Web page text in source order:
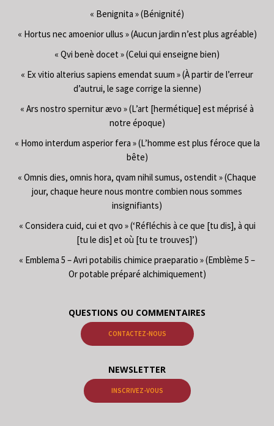
« Benignita » (Bénignité)
« Hortus nec amoenior ullus » (Aucun jardin n’est plus agréable)
« Qvi benè docet » (Celui qui enseigne bien)
« Ex vitio alterius sapiens emendat suum » (À partir de l’erreur
d’autrui, le sage corrige la sienne)
« Ars nostro spernitur ævo » (L’art [hermétique] est méprisé à
notre époque)
« Homo interdum asperior fera » (L’homme est plus féroce que la
bête)
« Omnis dies, omnis hora, qvam nihil sumus, ostendit » (Chaque
jour, chaque heure nous montre combien nous sommes
insignifiants)
« Considera cuid, cui et qvo » (‘Réfléchis à ce que [tu dis], à qui
[tu le dis] et où [tu te trouves]’)
« Emblema 5 – Avri potabilis chimice praeparatio » (Emblème 5 –
Or potable préparé alchimiquement)
QUESTIONS OU COMMENTAIRES
CONTACTEZ-NOUS
NEWSLETTER
INSCRIVEZ-VOUS